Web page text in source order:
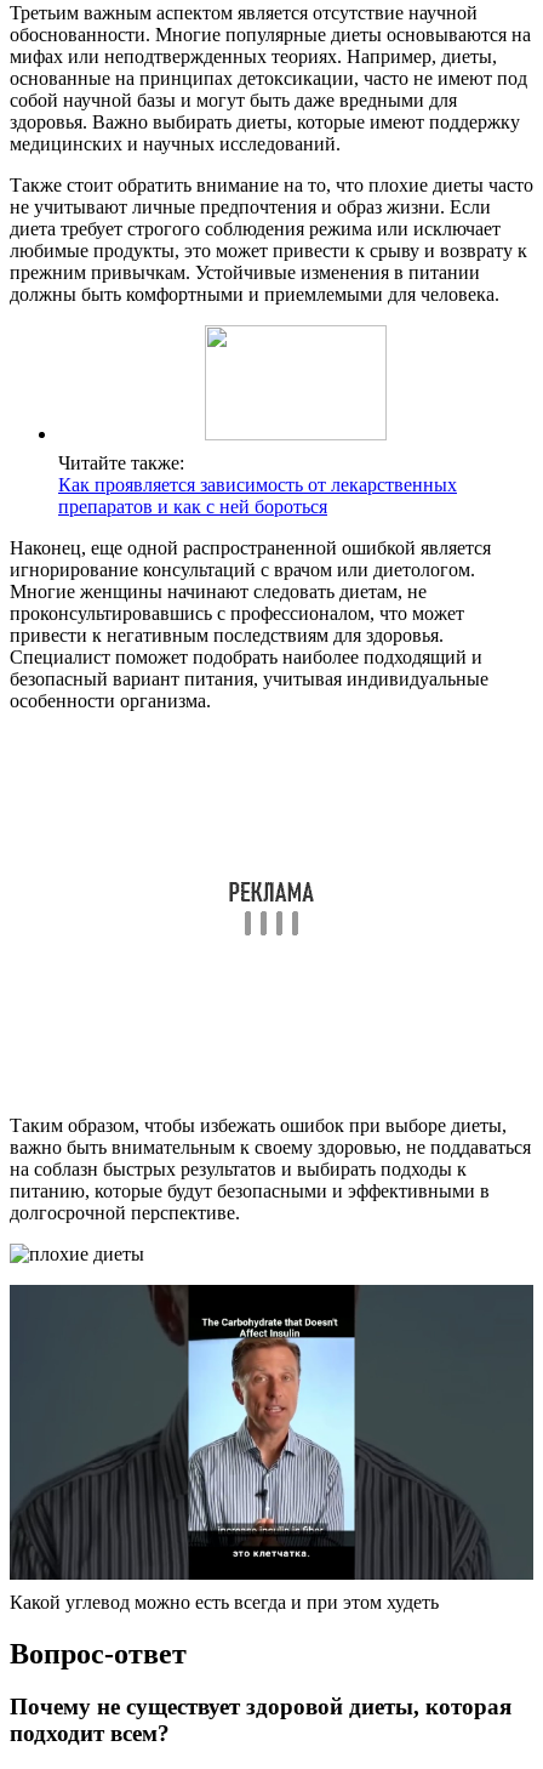
Третьим важным аспектом является отсутствие научной
обоснованности. Многие популярные диеты основываются на
мифах или неподтвержденных теориях. Например, диеты,
основанные на принципах детоксикации, часто не имеют под
собой научной базы и могут быть даже вредными для
здоровья. Важно выбирать диеты, которые имеют поддержку
медицинских и научных исследований.
Также стоит обратить внимание на то, что плохие диеты часто
не учитывают личные предпочтения и образ жизни. Если
диета требует строгого соблюдения режима или исключает
любимые продукты, это может привести к срыву и возврату к
прежним привычкам. Устойчивые изменения в питании
должны быть комфортными и приемлемыми для человека.
Читайте также:
Как проявляется зависимость от лекарственных
препаратов и как с ней бороться
Наконец, еще одной распространенной ошибкой является
игнорирование консультаций с врачом или диетологом.
Многие женщины начинают следовать диетам, не
проконсультировавшись с профессионалом, что может
привести к негативным последствиям для здоровья.
Специалист поможет подобрать наиболее подходящий и
безопасный вариант питания, учитывая индивидуальные
особенности организма.
Таким образом, чтобы избежать ошибок при выборе диеты,
важно быть внимательным к своему здоровью, не поддаваться
на соблазн быстрых результатов и выбирать подходы к
питанию, которые будут безопасными и эффективными в
долгосрочной перспективе.
Какой углевод можно есть всегда и при этом худеть
Вопрос-ответ
Почему не существует здоровой диеты, которая
подходит всем?